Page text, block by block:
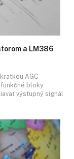
a LM386
AGC
bloky
výstupný signál